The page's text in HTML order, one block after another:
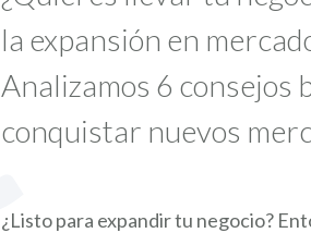
la expansión en
Analizamos 6 consejos
conquistar nuevos
¿Listo para expandir tu negocio?